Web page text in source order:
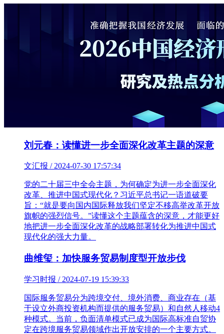
刘元春：读懂进一步全面深化改革主题的深意
文汇报 / 2024-07-30 17:57:34
党的二十届三中全会主题，为何确定为进一步全面深化
改革、推进中国式现代化？习近平总书记一语道破要
旨：“就是要向国内国际释放我们坚定不移高举改革开放
旗帜的强烈信号。”读懂这个主题蕴含的深意，才能更好
地把进一步全面深化改革的战略部署转化为推进中国式
现代化的强大力量。
曲维玺：加快服务贸易制度型开放步伐
学习时报 / 2024-07-19 15:39:33
国际服务贸易分为跨境交付、境外消费、商业存在（基
于设立外商投资机构而提供的服务贸易）和自然人移动4
种模式。当前，负面清单模式已成为国际高标准自贸协
定在跨境服务贸易领域作出开放安排的一个主要方式。